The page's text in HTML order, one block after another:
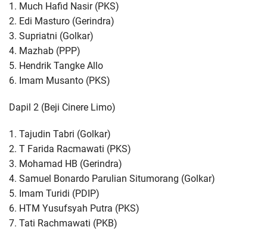
1. Much Hafid Nasir (PKS)
2. Edi Masturo (Gerindra)
3. Supriatni (Golkar)
4. Mazhab (PPP)
5. Hendrik Tangke Allo
6. Imam Musanto (PKS)
Dapil 2 (Beji Cinere Limo)
1. Tajudin Tabri (Golkar)
2. T Farida Racmawati (PKS)
3. Mohamad HB (Gerindra)
4. Samuel Bonardo Parulian Situmorang (Golkar)
5. Imam Turidi (PDIP)
6. HTM Yusufsyah Putra (PKS)
7. Tati Rachmawati (PKB)